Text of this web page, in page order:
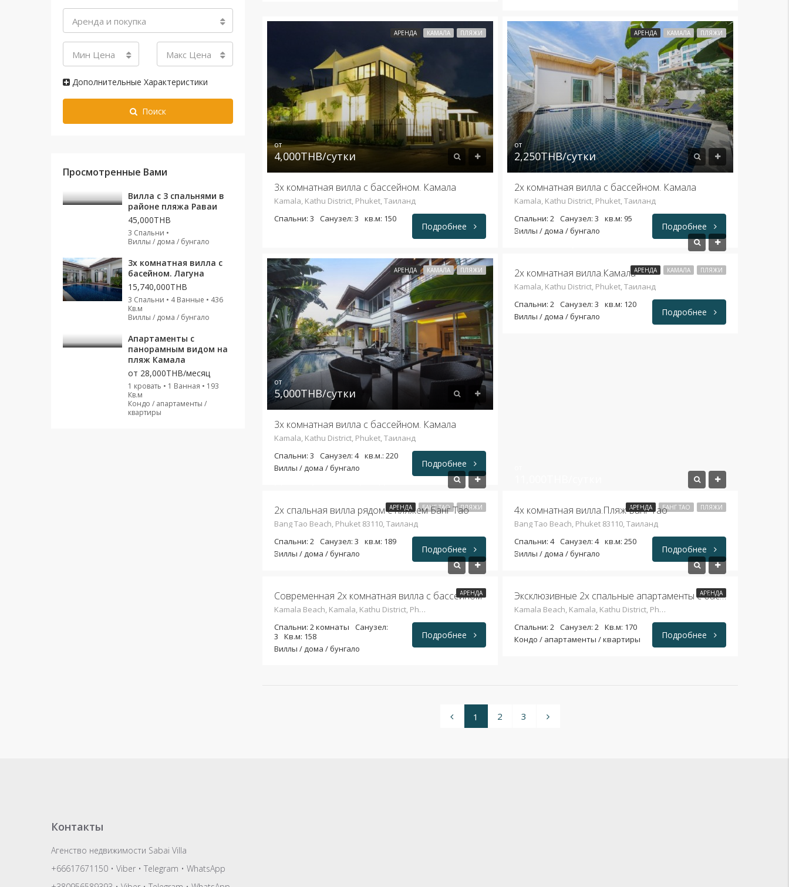
АРЕНДА КАМАЛА ПЛЯЖИ
от
4,000THB/сутки
3х комнатная вилла с бассейном. Камала
Kamala, Kathu District, Phuket, Таиланд
Спальни: 3
Санузел: 3 кв.м: 150
Подробнее
АРЕНДА КАМАЛА ПЛЯЖИ
от
2,250THB/сутки
2х комнатная вилла с бассейном. Камала
Kamala, Kathu District, Phuket, Таиланд
Спальни: 2 Санузел: 3
кв.м: 95
Виллы / дома / бунгало
Подробнее
АРЕНДА КАМАЛА ПЛЯЖИ
от
5,000THB/сутки
3х комнатная вилла с бассейном. Камала
Kamala, Kathu District, Phuket, Таиланд
Спальни: 3
Санузел: 4 кв.м.: 220
Виллы / дома / бунгало
Подробнее
АРЕНДА КАМАЛА ПЛЯЖИ
от
2х комнатная вилла.Камала
Kamala, Kathu District, Phuket, Таиланд
Спальни: 2 Санузел: 3
кв.м: 120
Виллы / дома / бунгало
Подробнее
АРЕНДА БАНГ ТАО ПЛЯЖИ
2х спальная вилла рядом с пляжем Банг Тао
Bang Tao Beach, Phuket 83110, Таиланд
Спальни: 2 Санузел: 3
кв.м: 189
Виллы / дома / бунгало
Подробнее
АРЕНДА БАНГ ТАО ПЛЯЖИ
4х комнатная вилла.Пляж Банг Тао
Bang Tao Beach, Phuket 83110, Таиланд
Спальни: 4 Санузел: 4 кв.м: 250
Виллы / дома / бунгало
Подробнее
АРЕНДА
от
Современная 2х комнатная вилла с бассейном
Kamala Beach, Kamala, Kathu District, Phuket 83120, Таиланд
Спальни: 2 комнаты
Санузел:
3
Кв.м: 158
Виллы / дома / бунгало
Подробнее
АРЕНДА
от
Эксклюзивные 2х спальные апартаменты с бассейном. Камала
Kamala Beach, Kamala, Kathu District, Phuket 83120, Таиланд
Спальни: 2 Санузел: 2 Кв.м: 170
Кондо / апартаменты / квартиры
Подробнее
1 2 3
Аренда и покупка
Мин Цена Макс Цена
Дополнительные Характеристики
Поиск
Просмотренные Вами
Вилла с 3 спальнями в
районе пляжа Раваи
45,000THB
3 Спальни •
Виллы / дома / бунгало
3х комнатная вилла с
басейном. Лагуна
15,740,000THB
3 Спальни • 4 Ванные • 436
Кв.м
Виллы / дома / бунгало
Апартаменты с
панорамным видом на
пляж Камала
от 28,000THB/месяц
1 кровать • 1 Ванная • 193
Кв.м
Кондо / апартаменты /
квартиры
Контакты
Агенство недвижимости Sabai Villa
+66617671150 • Viber • Telegram • WhatsApp